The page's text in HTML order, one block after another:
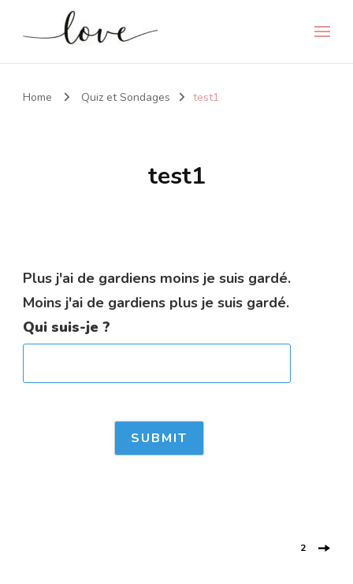
Home Quiz et Sondages test1
test1
Plus j'ai de gardiens moins je suis gardé.
Moins j'ai de gardiens plus je suis gardé.
Qui suis-je ?
2